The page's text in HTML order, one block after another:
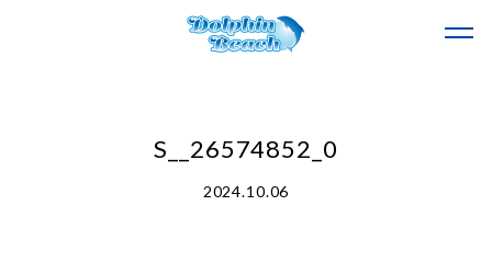
S__26574852_0
2024.10.06